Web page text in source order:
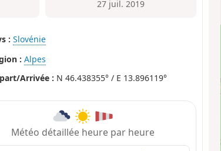
27 juil. 2019
: Slovénie
: Alpes
Arrivée : N 46.438355° / E 13.896119°
Météo détaillée heure par heure